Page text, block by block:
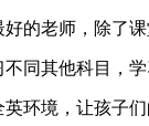
老师，除了课
同其他科目，
环境，让孩子